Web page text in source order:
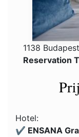
1138
Reservation
Hotel:
✔️ ENSANA